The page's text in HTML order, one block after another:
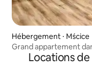
Hébergement ⋅ Mścice
Grand appartement
Locations